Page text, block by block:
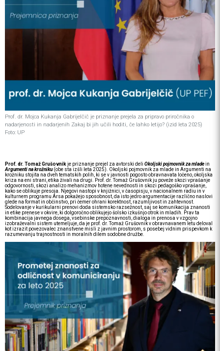
Prof. dr. Mojca Kukanja Gabrijelčič je priznanje prejela za pripravo priročnika o
nadarjenosti in nadarjenih Zakaj bi jih učili hoditi, če lahko letijo? (izid leta 2025)
Foto: UP
Prof. dr. Tomaž Grušovnikje priznanje prejel za avtorski deli Okoljski pojmovnik za mladein
Argumenti na krožniku(obe sta izšli leta 2025). Okoljski pojmovnik za mlade in Argumenti na
krožniku stojita na dveh tematskih polih, ki se v javnosti pogosto obravnavata ločeno, okoljska
kriza na eni strani, etika živali na drugi. Prof. dr. Tomaž Grušovnik ju poveže skozi vprašanje
odgovornosti, skozi analizo mehanizmov hotene nevednosti in skozi pedagoško vprašanje,
kako se oblikuje presoja. Njegovi nastopi v knjižnici, v časopisju, v nacionalnem radiu in v
kulturnem programu Arsa pokažejo sposobnost, da isto jedro argumentacije različno naslovi
glede na format in občinstvo, pri čemer ohrani korektnost, razumljivost in zahtevnost.
Sodelovanje v kurikularni prenovi doda sistemsko razsežnost, saj se komunikacija znanosti
in etike prenese v okvire, ki dolgoročno oblikujejo šolsko izkušnjo otrok in mladih. Prav ta
kombinacija javnega dosega, vsebinske prepoznavnosti, dialoga in prenosa v vzgojno
izobraževalni sistem utemeljuje, da je prof. dr. Tomaž Grušovnik v obravnavanem letu deloval
kot izrazit povezovalec znanstvene misli z javnim prostorom, s posebej vidnim prispevkom k
razumevanju trajnostnosti in moralnih dilem sodobne družbe.